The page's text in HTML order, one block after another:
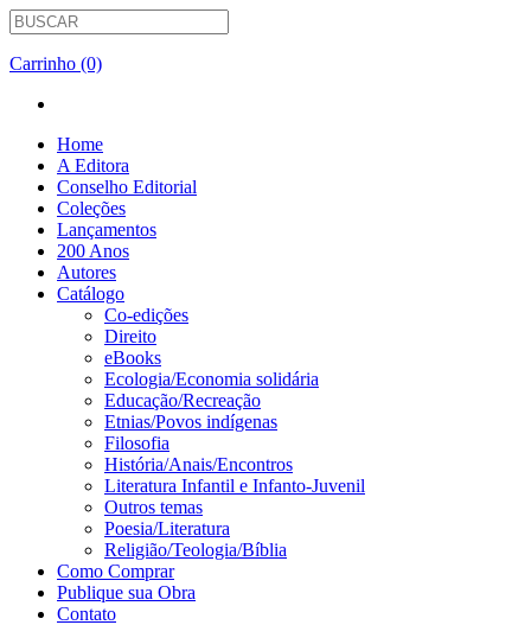
Carrinho (0)
Home
A Editora
Conselho Editorial
Coleções
Lançamentos
200 Anos
Autores
Catálogo
Co-edições
Direito
eBooks
Ecologia/Economia solidária
Educação/Recreação
Etnias/Povos indígenas
Filosofia
História/Anais/Encontros
Literatura Infantil e Infanto-Juvenil
Outros temas
Poesia/Literatura
Religião/Teologia/Bíblia
Como Comprar
Publique sua Obra
Contato